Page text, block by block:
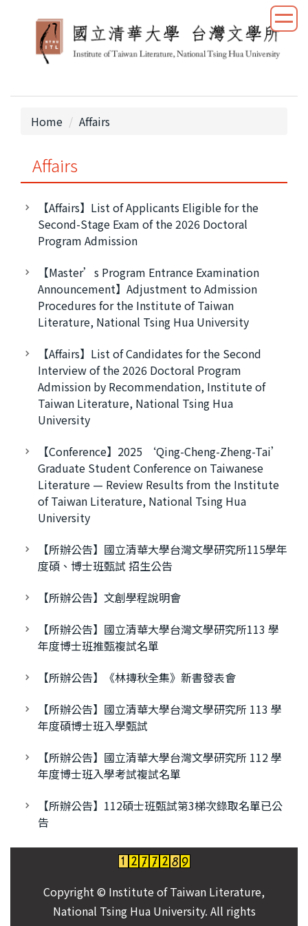
block
Home
Affairs
Affairs
【Affairs】List of Applicants Eligible for the
Second-Stage Exam of the 2026 Doctoral
Program Admission
【Master’s Program Entrance Examination
Announcement】Adjustment to Admission
Procedures for the Institute of Taiwan
Literature, National Tsing Hua University
【Affairs】List of Candidates for the Second
Interview of the 2026 Doctoral Program
Admission by Recommendation, Institute of
Taiwan Literature, National Tsing Hua
University
【Conference】2025 ‘Qing-Cheng-Zheng-Tai’
Graduate Student Conference on Taiwanese
Literature — Review Results from the Institute
of Taiwan Literature, National Tsing Hua
University
【所辦公告】國立清華大學台灣文學研究所115學年
度碩、博士班甄試 招生公告
【所辦公告】文創學程說明會
【所辦公告】國立清華大學台灣文學研究所113 學
年度博士班推甄複試名單
【所辦公告】《林摶秋全集》新書發表會
【所辦公告】國立清華大學台灣文學研究所 113 學
年度碩博士班入學甄試
【所辦公告】國立清華大學台灣文學研究所 112 學
年度博士班入學考試複試名單
【所辦公告】112碩士班甄試第3梯次錄取名單已公
告
Copyright © Institute of Taiwan Literature,
National Tsing Hua University. All rights